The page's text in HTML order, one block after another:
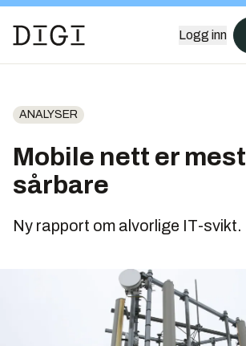
Logg inn
ANALYSER
Mobile nett er mest
sårbare
Ny rapport om alvorlige IT-svikt.